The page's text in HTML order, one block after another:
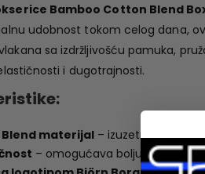
Bamboo Cotton Blend
udobnost tokom celog dana,
sa izdržljivošću pamuka,
i dugotrajnosti.
materijal – izuzetno
– omogućava bolju cirkulaciju